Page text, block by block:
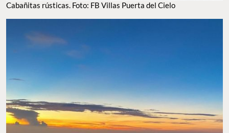
Cabañitas rústicas. Foto: FB Villas Puerta del Cielo